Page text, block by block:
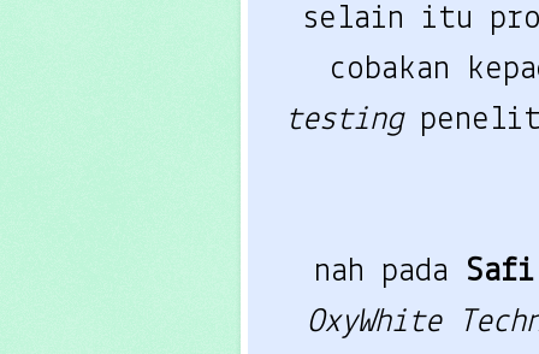
selain itu
cobakan
testing
nah pada
OxyWhite